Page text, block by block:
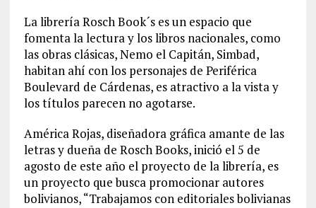
La librería Rosch Book´s es un espacio que
fomenta la lectura y los libros nacionales, como
las obras clásicas, Nemo el Capitán, Simbad,
habitan ahí con los personajes de Periférica
Boulevard de Cárdenas, es atractivo a la vista y
los títulos parecen no agotarse.
América Rojas, diseñadora gráfica amante de las
letras y dueña de Rosch Books, inició el 5 de
agosto de este año el proyecto de la librería, es
un proyecto que busca promocionar autores
bolivianos, “Trabajamos con editoriales bolivianas